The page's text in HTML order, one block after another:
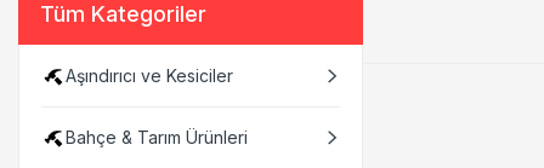
Tüm Kategoriler
Aşındırıcı ve Kesiciler
Bahçe & Tarım Ürünleri